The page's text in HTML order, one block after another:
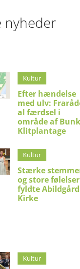
nyheder
Kultur
Efter hændelse
med ulv:
al færdsel i
område af
Klitplantage
Kultur
Stærke
og store følelser
fyldte Abildgård
Kirke
Kultur